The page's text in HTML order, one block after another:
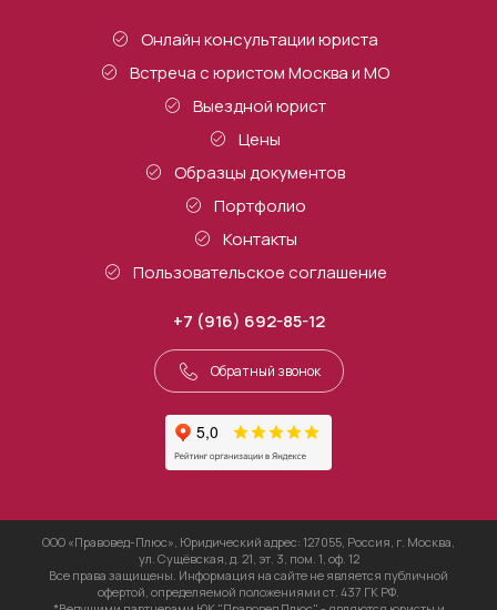
Онлайн консультации юриста
Встреча с юристом Москва и МО
Выездной юрист
Цены
Образцы документов
Портфолио
Контакты
Пользовательское соглашение
+7 (916) 692-85-12
Обратный звонок
ООО «Правовед-Плюс», Юридический адрес: 127055, Россия, г. Москва,
ул. Сущёвская, д. 21, эт. 3, пом. 1, оф. 12
Все права защищены. Информация на сайте не является публичной
офертой, определяемой положениями ст. 437 ГК РФ.